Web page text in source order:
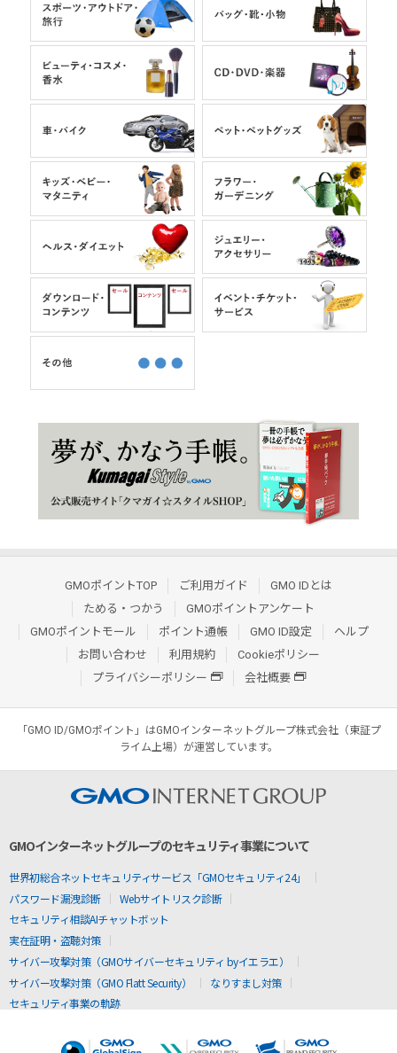
GMOポイントTOP ご利用ガイド
GMO IDとは
ためる・つかう
GMOポイントアンケート
GMOポイントモール
ポイント通帳 GMO ID設定
ヘルプ
お問い合わせ
利用規約
Cookieポリシー
プライバシーポリシー
会社概要
「GMO ID/GMOポイント」はGMOインターネットグループ株式会社（東証プ
ライム上場）が運営しています。
GMOインターネットグループのセキュリティ事業について
世界初総合ネットセキュリティサービス「GMOセキュリティ24」
パスワード漏洩診断
Webサイトリスク診断
セキュリティ相談AIチャットボット
実在証明・盗聴対策
サイバー攻撃対策（GMOサイバーセキュリティ byイエラエ）
サイバー攻撃対策（GMO Flatt Security）
なりすまし対策
セキュリティ事業の軌跡